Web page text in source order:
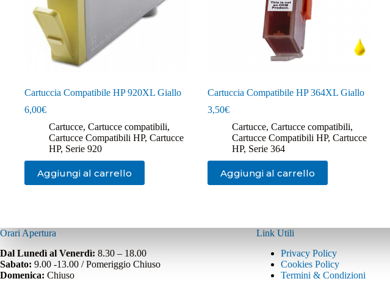
Cartuccia Compatibile HP 920XL Giallo
6,00€
Cartucce, Cartucce compatibili,
Cartucce Compatibili HP, Cartucce
HP, Serie 920
Aggiungi al carrello
Cartuccia Compatibile HP 364XL Giallo
3,50€
Cartucce, Cartucce compatibili,
Cartucce Compatibili HP, Cartucce
HP, Serie 364
Aggiungi al carrello
Orari Apertura
Dal Lunedì al Venerdì: 8.30 – 18.00
Sabato: 9.00 -13.00 / Pomeriggio Chiuso
Domenica: Chiuso
Link Utili
Privacy Policy
Cookies Policy
Termini & Condizioni